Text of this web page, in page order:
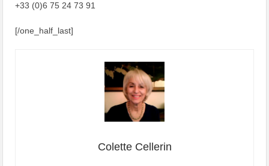
+33 (0)6 75 24 73 91
[/one_half_last]
Colette Cellerin